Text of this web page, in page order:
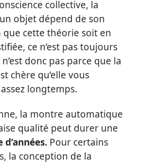
collective, la
objet dépend de son
que cette théorie soit en
ce n’est pas toujours
n’est donc pas parce que la
chère qu’elle vous
longtemps.
la montre automatique
qualité peut durer une
Pour certains
la conception de la